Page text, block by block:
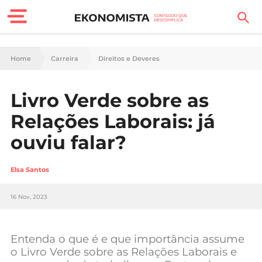
Finanças Pessoais
Carreira
Casa
Lifestyle
Sociedade
Negócios
Home Carreira Direitos e Deveres
Livro Verde sobre as
Relações Laborais: já
ouviu falar?
Elsa Santos
16 Nov, 2023
Entenda o que é e que importância assume
o Livro Verde sobre as Relações Laborais e